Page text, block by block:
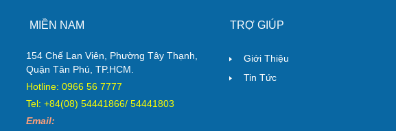
MIỀN NAM
154 Chế Lan Viên, Phường Tây Thạnh,
Quận Tân Phú, TP.HCM.
Hotline: 0966 56 7777
Tel: +84(08) 54441866/ 54441803
Email:
TRỢ GIÚP
Giới Thiệu
Tin Tức